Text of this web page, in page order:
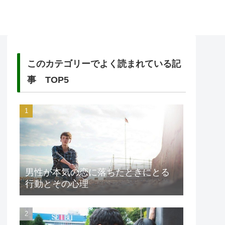
このカテゴリーでよく読まれている記
事 TOP5
男性が本気の恋に落ちたときにとる
行動とその心理